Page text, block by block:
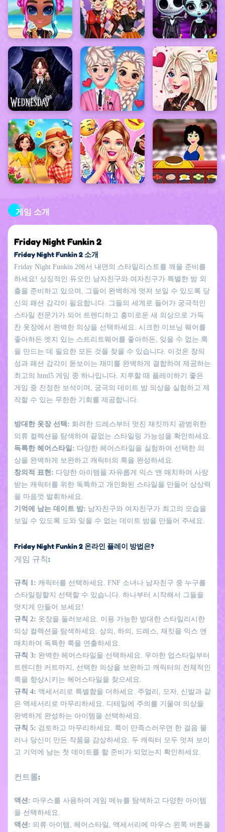
게임 소개
Friday Night Funkin 2
Friday Night Funkin 2 소개
Friday Night Funkin 2에서 내면의 스타일리스트를 깨울 준비를
하세요! 상징적인 듀오인 남자친구와 여자친구가 특별한 밤 외
출을 준비하고 있으며, 그들이 완벽하게 멋져 보일 수 있도록 당
신의 패션 감각이 필요합니다. 그들의 세계로 들어가 궁극적인
스타일 전문가가 되어 트렌디하고 흥미로운 새 의상으로 가득
찬 옷장에서 완벽한 의상을 선택하세요. 시크한 이브닝 웨어를
좋아하든 엣지 있는 스트리트웨어를 좋아하든, 잊을 수 없는 룩
을 만드는 데 필요한 모든 것을 찾을 수 있습니다. 이것은 창의
성과 패션 감각이 돋보이는 재미를 완벽하게 결합하여 제공하는
최고의 html5 게임 중 하나입니다. 지루할 때 플레이하기 좋은
게임 중 진정한 보석이며, 궁극의 데이트 밤 의상을 실험하고 제
작할 수 있는 무한한 기회를 제공합니다.
방대한 옷장 선택: 화려한 드레스부터 멋진 재킷까지 광범위한
의류 컬렉션을 탐색하여 끝없는 스타일링 가능성을 확인하세요.
독특한 헤어스타일: 다양한 헤어스타일을 실험하여 선택한 의
상을 완벽하게 보완하고 캐릭터의 룩을 완성하세요.
창의적 표현: 다양한 아이템을 자유롭게 믹스 앤 매치하여 사랑
받는 캐릭터를 위한 독특하고 개인화된 스타일을 만들어 상상력
을 마음껏 발휘하세요.
기억에 남는 데이트 밤: 남자친구와 여자친구가 최고의 모습을
보일 수 있도록 도와 잊을 수 없는 데이트 밤을 만들어 주세요.
Friday Night Funkin 2 온라인 플레이 방법은?
게임 규칙:
규칙 1: 캐릭터를 선택하세요. FNF 소녀나 남자친구 중 누구를
스타일링할지 선택할 수 있습니다. 하나부터 시작해서 그들을
멋지게 만들어 보세요!
규칙 2: 옷장을 둘러보세요. 이용 가능한 방대한 스타일리시한
의상 컬렉션을 탐색하세요. 상의, 하의, 드레스, 재킷을 믹스 앤
매치하여 독특한 룩을 연출하세요.
규칙 3: 완벽한 헤어스타일을 선택하세요. 우아한 업스타일부터
트렌디한 커트까지, 선택한 의상을 보완하고 캐릭터의 전체적인
룩을 향상시키는 헤어스타일을 찾으세요.
규칙 4: 액세서리로 특별함을 더하세요. 주얼리, 모자, 신발과 같
은 액세서리로 마무리하세요. 디테일에 주의를 기울여 의상을
완벽하게 완성하는 아이템을 선택하세요.
규칙 5: 검토하고 마무리하세요. 룩이 만족스러우면 한 걸음 물
러나 당신이 만든 작품을 감상하세요. 두 캐릭터 모두 멋져 보이
고 기억에 남는 첫 데이트를 할 준비가 되었는지 확인하세요.
컨트롤:
액션: 마우스를 사용하여 게임 메뉴를 탐색하고 다양한 아이템
을 선택하세요.
액션: 의류 아이템, 헤어스타일, 액세서리에 마우스 왼쪽 버튼을